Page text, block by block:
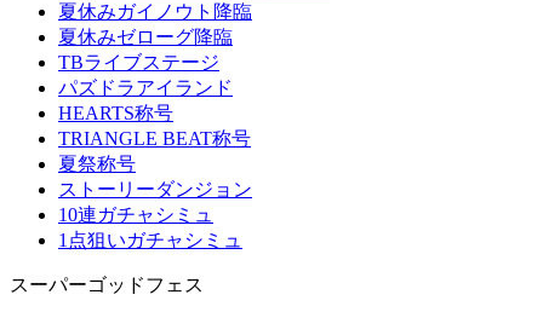
夏休みガイノウト降臨
夏休みゼローグ降臨
TBライブステージ
パズドラアイランド
HEARTS称号
TRIANGLE BEAT称号
夏祭称号
ストーリーダンジョン
10連ガチャシミュ
1点狙いガチャシミュ
スーパーゴッドフェス